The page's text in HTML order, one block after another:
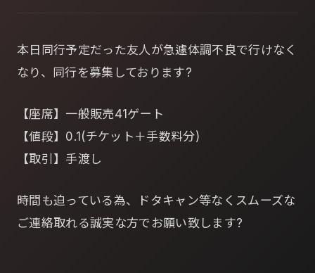
本日同行予定だった友人が急遽体調不良で行けなく
なり、同行を募集しております?
【座席】一般販売41ゲート
【値段】0.1(チケット＋手数料分)
【取引】手渡し
時間も迫っている為、ドタキャン等なくスムーズな
ご連絡取れる誠実な方でお願い致します?